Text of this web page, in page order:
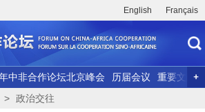
English Français
中非合作论坛北京峰会 历届会议
重要文献
> 政治交往